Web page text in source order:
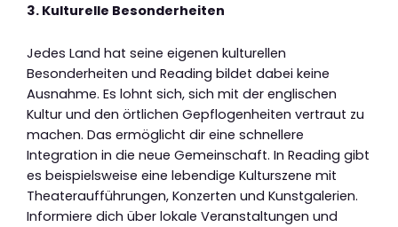
3. Kulturelle Besonderheiten
Jedes Land hat seine eigenen kulturellen
Besonderheiten und Reading bildet dabei keine
Ausnahme. Es lohnt sich, sich mit der englischen
Kultur und den örtlichen Gepflogenheiten vertraut zu
machen. Das ermöglicht dir eine schnellere
Integration in die neue Gemeinschaft. In Reading gibt
es beispielsweise eine lebendige Kulturszene mit
Theateraufführungen, Konzerten und Kunstgalerien.
Informiere dich über lokale Veranstaltungen und